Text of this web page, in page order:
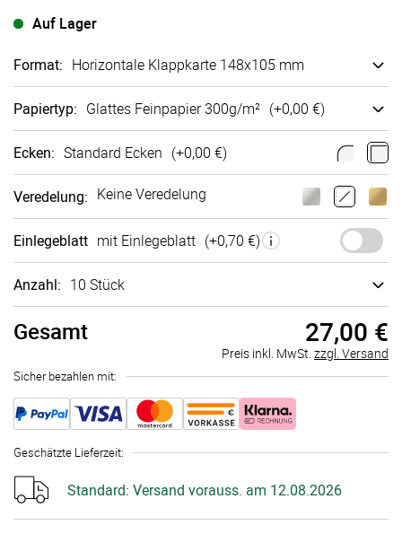
Auf Lager
Format: Ho­ri­zon­tale Klappkarte 148x105 mm
Papiertyp: Glattes Fein­papier 300g/m² (+0,00 €)
Ecken: Standard Ecken (+0,00 €)
Veredelung: Keine Veredelung
Einlegeblatt mit Einlegeblatt (+0,70 €)
Anzahl: 10 Stück
Gesamt 27,00 €
Preis inkl. MwSt. zzgl. Versand
Sicher bezahlen mit:
Geschätzte Lieferzeit:
Standard: Versand vorauss. am 12.08.2026